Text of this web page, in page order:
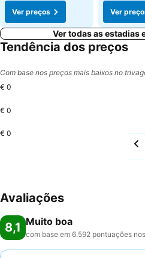
Ver preços
Ver
Ver todas as estadias
Tendência dos preços
Com base nos preços mais baixos no
€ 0
€ 0
€ 0
Avaliações
8,1 Muito boa
com base em 6.592 pontuações